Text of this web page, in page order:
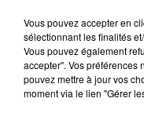
Vous pouvez accepter en
sélectionnant les finalités
Vous pouvez également
accepter". Vos préférences
pouvez mettre à jour vos
moment via le lien "Gérer